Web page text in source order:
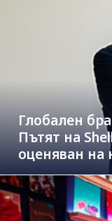
Глобален
Пътят на
оценяван